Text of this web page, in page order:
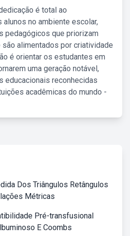
é total ao
no ambiente escolar,
pedagógicos que priorizam
alimentados por criatividade
é orientar os estudantes em
uma geração notável,
educacionais reconhecidas
acadêmicas do mundo -
Dos Triângulos Retângulos
Métricas
Pré-transfusional
E Coombs